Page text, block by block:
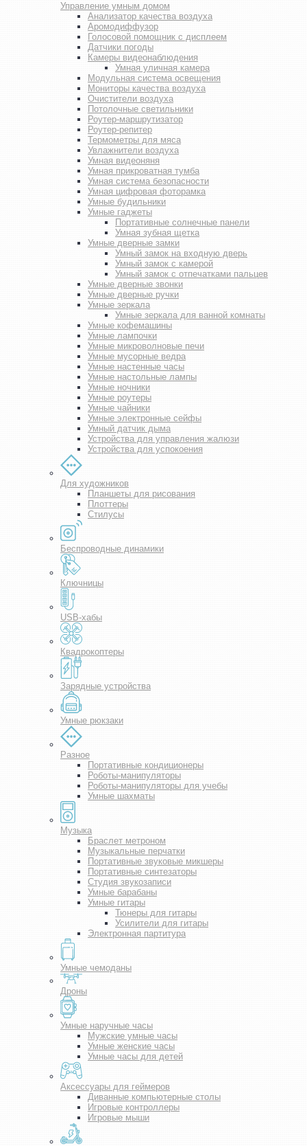
Управление умным домом
Анализатор качества воздуха
Аромодиффузор
Голосовой помощник с дисплеем
Датчики погоды
Камеры видеонаблюдения
Умная уличная камера
Модульная система освещения
Мониторы качества воздуха
Очистители воздуха
Потолочные светильники
Роутер-маршрутизатор
Роутер-репитер
Термометры для мяса
Увлажнители воздуха
Умная видеоняня
Умная прикроватная тумба
Умная система безопасности
Умная цифровая фоторамка
Умные будильники
Умные гаджеты
Портативные солнечные панели
Умная зубная щетка
Умные дверные замки
Умный замок на входную дверь
Умный замок с камерой
Умный замок с отпечатками пальцев
Умные дверные звонки
Умные дверные ручки
Умные зеркала
Умные зеркала для ванной комнаты
Умные кофемашины
Умные лампочки
Умные микроволновые печи
Умные мусорные ведра
Умные настенные часы
Умные настольные лампы
Умные ночники
Умные роутеры
Умные чайники
Умные электронные сейфы
Умный датчик дыма
Устройства для управления жалюзи
Устройства для успокоения
Для художников
Планшеты для рисования
Плоттеры
Стилусы
Беспроводные динамики
Ключницы
USB-хабы
Квадрокоптеры
Зарядные устройства
Умные рюкзаки
Разное
Портативные кондиционеры
Роботы-манипуляторы
Роботы-манипуляторы для учебы
Умные шахматы
Музыка
Браслет метроном
Музыкальные перчатки
Портативные звуковые микшеры
Портативные синтезаторы
Студия звукозаписи
Умные барабаны
Умные гитары
Тюнеры для гитары
Усилители для гитары
Электронная партитура
Умные чемоданы
Дроны
Умные наручные часы
Мужские умные часы
Умные женские часы
Умные часы для детей
Аксессуары для геймеров
Диванные компьютерные столы
Игровые контроллеры
Игровые мыши